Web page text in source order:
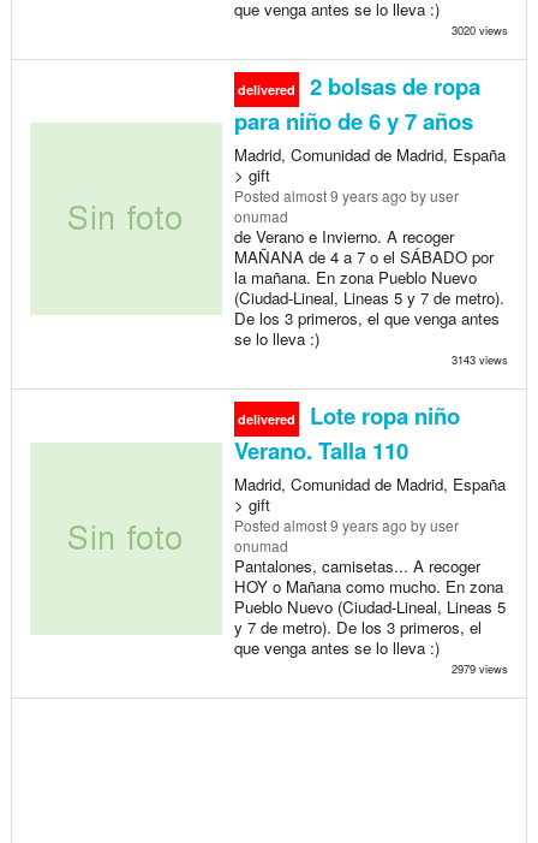
que venga antes se lo lleva :)
3020 views
delivered
2 bolsas de ropa
para niño de 6 y 7 años
Madrid, Comunidad de Madrid, España
> gift
Posted almost 9 years ago by user
onumad
de Verano e Invierno. A recoger
MAÑANA de 4 a 7 o el SÁBADO por
la mañana. En zona Pueblo Nuevo
(Ciudad-Lineal, Lineas 5 y 7 de metro).
De los 3 primeros, el que venga antes
se lo lleva :)
3143 views
delivered
Lote ropa niño
Verano. Talla 110
Madrid, Comunidad de Madrid, España
> gift
Posted almost 9 years ago by user
onumad
Pantalones, camisetas... A recoger
HOY o Mañana como mucho. En zona
Pueblo Nuevo (Ciudad-Lineal, Lineas 5
y 7 de metro). De los 3 primeros, el
que venga antes se lo lleva :)
2979 views